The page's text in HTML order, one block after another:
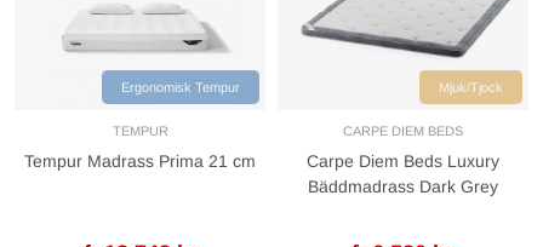
Ergonomisk Tempur
TEMPUR
Tempur Madrass Prima 21 cm
Mjuk/Tjock
CARPE DIEM BEDS
Carpe Diem Beds Luxury
Bäddmadrass Dark Grey